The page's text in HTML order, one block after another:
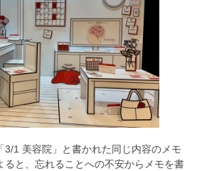
3/1 美容院」と書かれた同じ内容のメモ
ると、忘れることへの不安からメモを書